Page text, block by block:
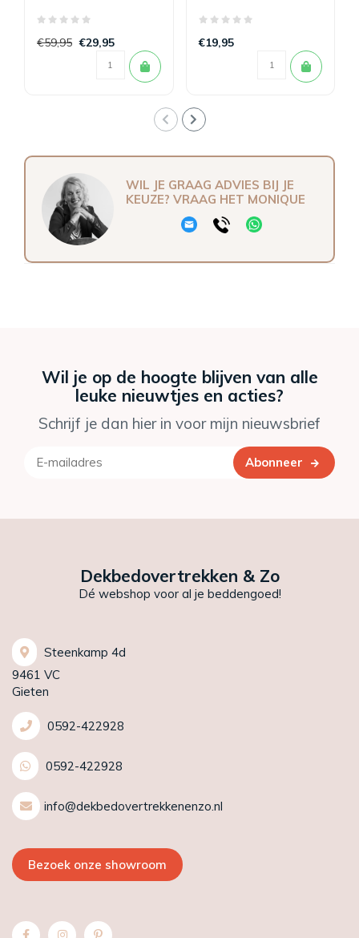
€59,95 €29,95 €19,95
WIL JE GRAAG ADVIES BIJ JE
KEUZE? VRAAG HET MONIQUE
Wil je op de hoogte blijven van alle
leuke nieuwtjes en acties?
Schrijf je dan hier in voor mijn nieuwsbrief
Abonneer
Dekbedovertrekken & Zo
Dé webshop voor al je beddengoed!
Steenkamp 4d
9461 VC
Gieten
0592-422928
0592-422928
info@dekbedovertrekkenenzo.nl
Bezoek onze showroom